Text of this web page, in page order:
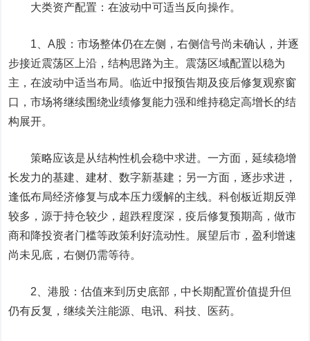
大类资产配置：在波动中可适当反向操作。
1、A股：市场整体仍在左侧，右侧信号尚未确认，并逐
步接近震荡区上沿，结构思路为主。震荡区域配置以稳为
主，在波动中适当布局。临近中报预告期及疫后修复观察窗
口，市场将继续围绕业绩修复能力强和维持稳定高增长的结
构展开。
策略应该是从结构性机会稳中求进。一方面，延续稳增
长发力的基建、建材、数字新基建；另一方面，逐步求进，
逢低布局经济修复与成本压力缓解的主线。科创板近期反弹
较多，源于持仓较少，超跌程度深，疫后修复预期高，做市
商和降投资者门槛等政策利好流动性。展望后市，盈利增速
尚未见底，右侧仍需等待。
2、港股：估值来到历史底部，中长期配置价值提升但
仍有反复，继续关注能源、电讯、科技、医药。